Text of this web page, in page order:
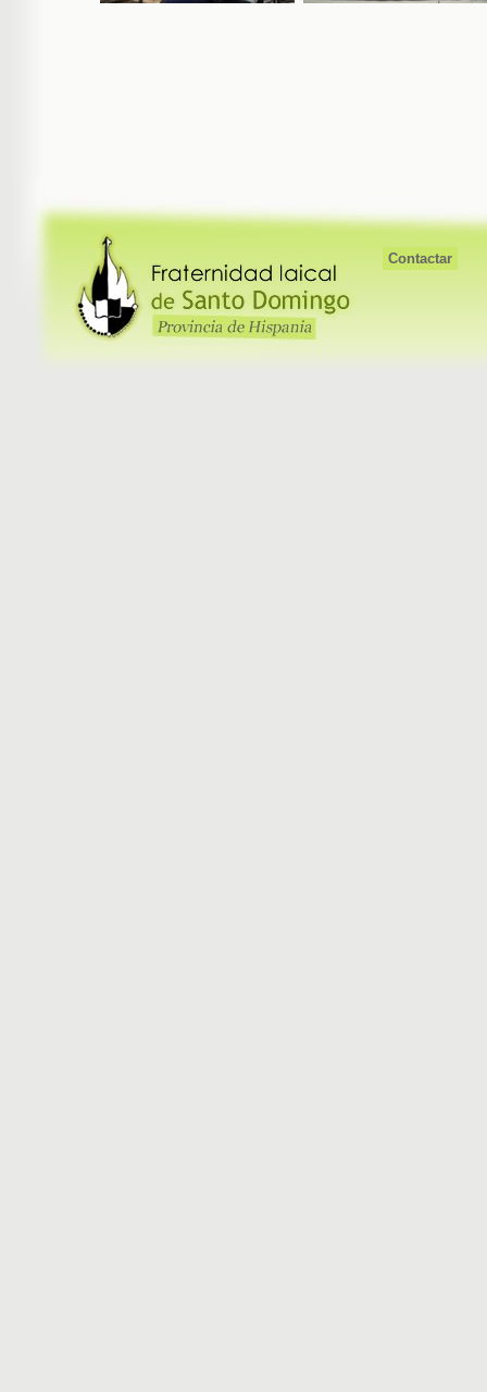
Contactar